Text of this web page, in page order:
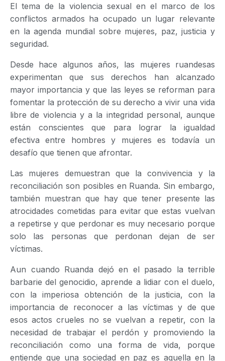
El tema de la violencia sexual en el marco de los
conflictos armados ha ocupado un lugar relevante
en la agenda mundial sobre mujeres, paz, justicia y
seguridad.
Desde hace algunos años, las mujeres ruandesas
experimentan que sus derechos han alcanzado
mayor importancia y que las leyes se reforman para
fomentar la protección de su derecho a vivir una vida
libre de violencia y a la integridad personal, aunque
están conscientes que para lograr la igualdad
efectiva entre hombres y mujeres es todavía un
desafío que tienen que afrontar.
Las mujeres demuestran que la convivencia y la
reconciliación son posibles en Ruanda. Sin embargo,
también muestran que hay que tener presente las
atrocidades cometidas para evitar que estas vuelvan
a repetirse y que perdonar es muy necesario porque
solo las personas que perdonan dejan de ser
víctimas.
Aun cuando Ruanda dejó en el pasado la terrible
barbarie del genocidio, aprende a lidiar con el duelo,
con la imperiosa obtención de la justicia, con la
importancia de reconocer a las víctimas y de que
esos actos crueles no se vuelvan a repetir, con la
necesidad de trabajar el perdón y promoviendo la
reconciliación como una forma de vida, porque
entiende que una sociedad en paz es aquella en la